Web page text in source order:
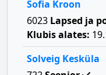
Sofia Kroon
6023 Lapsed ja
Klubis alates:
Solveig Kesküla